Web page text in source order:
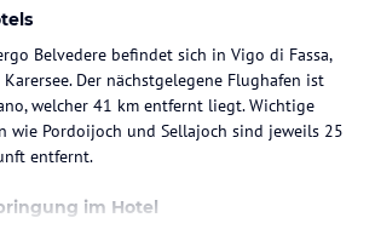
Belvedere befindet sich in Vigo di Fassa,
Der nächstgelegene Flughafen ist
welcher 41 km entfernt liegt. Wichtige
wie Pordoijoch und Sellajoch sind jeweils 25
entfernt.
im Hotel
Belvedere sind mit einem Flachbild-TV,